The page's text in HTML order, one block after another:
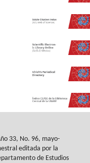
33, No. 96, mayo-
editada por la
de Estudios